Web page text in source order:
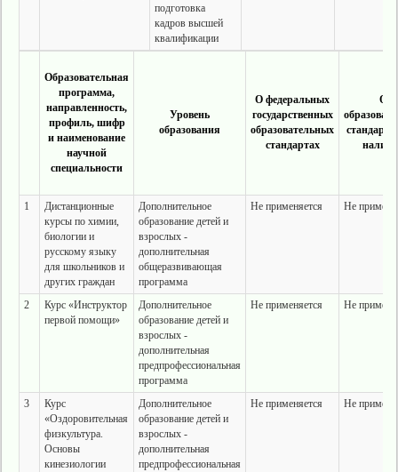
подготовка
кадров высшей
квалификации
Образовательная
программа,
направленность,
профиль, шифр
и наименование
научной
специальности
Уровень
образования
О федеральных
государственных
образовательных
стандартах
Об
1
Дистанционные
курсы по химии,
биологии и
русскому языку
для школьников и
других граждан
Дополнительное
образование детей и
взрослых -
дополнительная
общеразвивающая
программа
Не применяется Не
2
Курс «Инструктор
первой помощи»
Дополнительное
образование детей и
взрослых -
дополнительная
предпрофессиональная
программа
Не применяется Не
3
Курс
«Оздоровительная
физкультура.
Основы
кинезиологии
Дополнительное
образование детей и
взрослых -
дополнительная
предпрофессиональная
Не применяется Не